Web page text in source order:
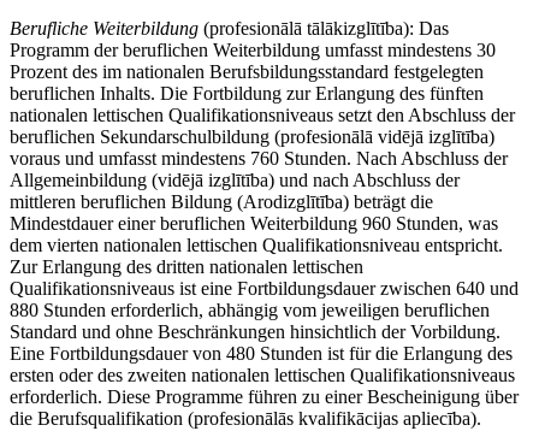
Berufliche Weiterbildung (profesionālā tālākizglītība): Das
Programm der beruflichen Weiterbildung umfasst mindestens 30
Prozent des im nationalen Berufsbildungsstandard festgelegten
beruflichen Inhalts. Die Fortbildung zur Erlangung des fünften
nationalen lettischen Qualifikationsniveaus setzt den Abschluss der
beruflichen Sekundarschulbildung (profesionālā vidējā izglītība)
voraus und umfasst mindestens 760 Stunden. Nach Abschluss der
Allgemeinbildung (vidējā izglītība) und nach Abschluss der
mittleren beruflichen Bildung (Arodizglītība) beträgt die
Mindestdauer einer beruflichen Weiterbildung 960 Stunden, was
dem vierten nationalen lettischen Qualifikationsniveau entspricht.
Zur Erlangung des dritten nationalen lettischen
Qualifikationsniveaus ist eine Fortbildungsdauer zwischen 640 und
880 Stunden erforderlich, abhängig vom jeweiligen beruflichen
Standard und ohne Beschränkungen hinsichtlich der Vorbildung.
Eine Fortbildungsdauer von 480 Stunden ist für die Erlangung des
ersten oder des zweiten nationalen lettischen Qualifikationsniveaus
erforderlich. Diese Programme führen zu einer Bescheinigung über
die Berufsqualifikation (profesionālās kvalifikācijas apliecība).